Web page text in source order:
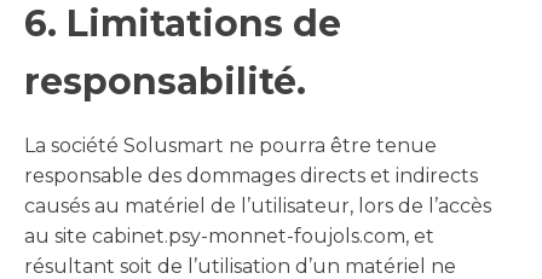
6. Limitations de
responsabilité.
La société Solusmart ne pourra être tenue
responsable des dommages directs et indirects
causés au matériel de l’utilisateur, lors de l’accès
au site cabinet.psy-monnet-foujols.com, et
résultant soit de l’utilisation d’un matériel ne